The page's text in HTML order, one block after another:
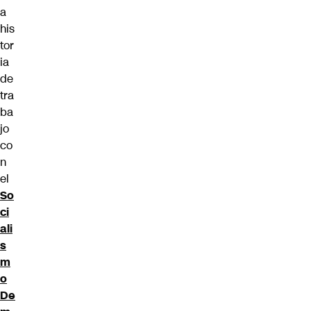
a
his
tor
ia
de
tra
ba
jo
co
n
el
So
ci
ali
s
m
o
De